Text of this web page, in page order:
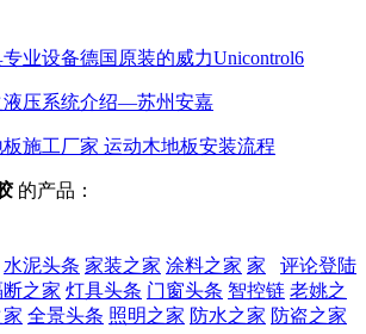
业设备德国原装的威力Unicontrol6
液压系统介绍—苏州安嘉
施工厂家 运动木地板安装流程
的产品：
评论登陆
水泥头条 家装之家 涂料之家 家
断之家 灯具头条 门窗头条 智控链 老姚之
全景头条 照明之家 防水之家 防盗之家